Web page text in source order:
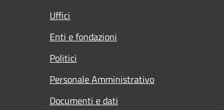
Uffici
Enti e fondazioni
Politici
Personale Amministrativo
Documenti e dati